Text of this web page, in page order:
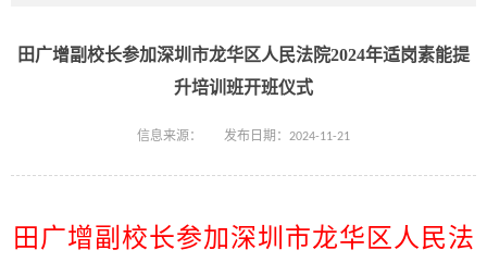
田广增副校长参加深圳市龙华区人民法院2024年适岗素能提
升培训班开班仪式
信息来源： 发布日期：2024-11-21
田广增副校长参加深圳市龙华区人民法